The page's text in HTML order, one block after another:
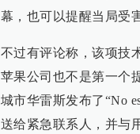
幕，也可以提醒当局受
不过有评论称，该项技
苹果公司也不是第一个
城市华雷斯发布了“No
送给紧急联系人，并与